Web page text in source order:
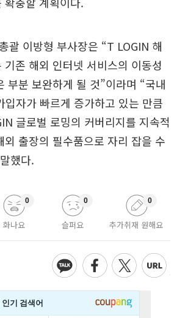
괄 이방형 부사장은 “T LOGIN 해
기존 해외 인터넷 서비스의 이동성
부분 보완하게 될 것”이라며 “국내
입자가 빠르게 증가하고 있는 만큼
글로벌 로밍의 커버리지를 지속적
외 출장의 필수품으로 자리 잡을 수
했다.
화나요
0
슬퍼요
0
추가취재 원해요
0